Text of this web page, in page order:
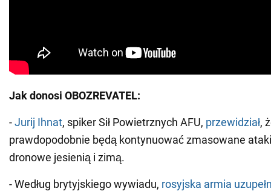
Jak donosi OBOZREVATEL:
-Jurij Ihnat, spiker Sił Powietrznych AFU, przewidział,
prawdopodobnie będą kontynuować zmasowane
dronowe jesienią i zimą.
- Według brytyjskiego wywiadu, rosyjska armia